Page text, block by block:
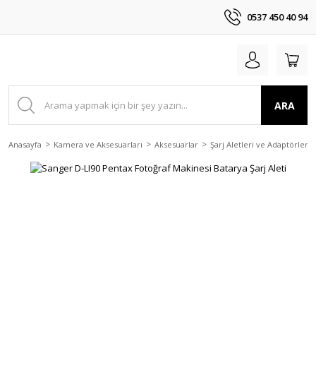
0537 450 40 94
ARA
Anasayfa Kamera ve Aksesuarları Aksesuarlar Şarj Aletleri ve Adaptörler